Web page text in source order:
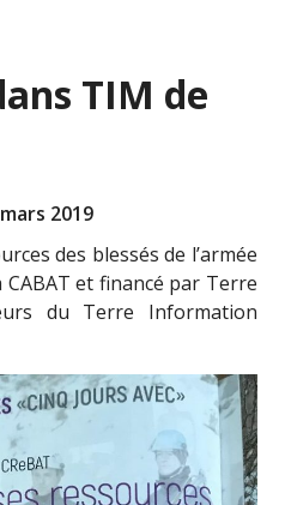
TIM de
2019
des blessés de l’armée
et financé par Terre
du Terre Information